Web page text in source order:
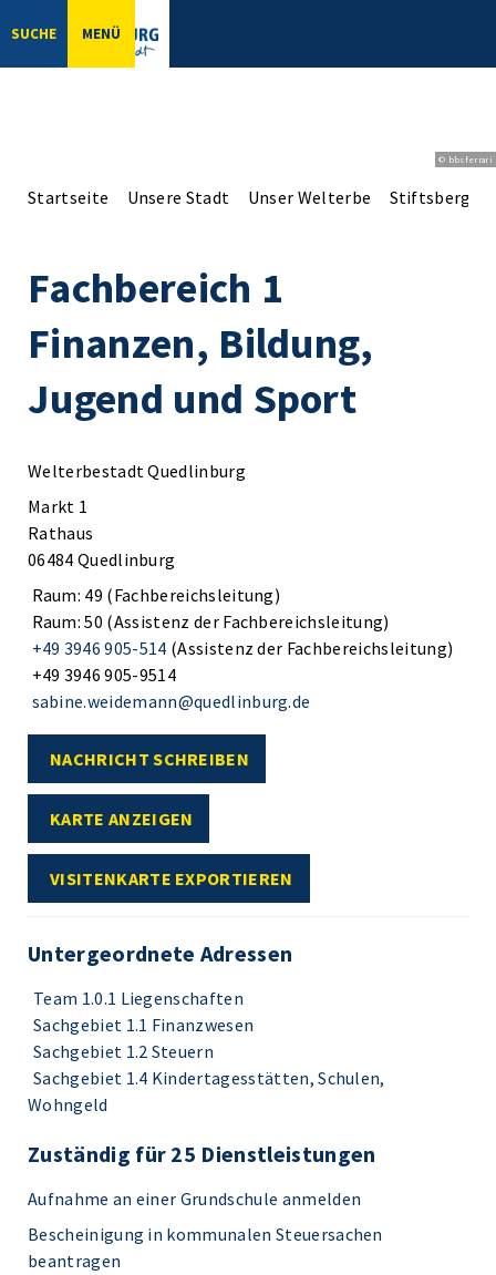
SUCHE MENÜ
© bbsferrari
Startseite Unsere Stadt Unser Welterbe Stiftsberg
Fachbereich 1
Finanzen, Bildung,
Jugend und Sport
Welterbestadt Quedlinburg
Markt 1
Rathaus
06484 Quedlinburg
Raum: 49 (Fachbereichsleitung)
Raum: 50 (Assistenz der Fachbereichsleitung)
+49 3946 905-514 (Assistenz der Fachbereichsleitung)
+49 3946 905-9514
sabine.weidemann@quedlinburg.de
NACHRICHT SCHREIBEN
KARTE ANZEIGEN
VISITENKARTE EXPORTIEREN
Untergeordnete Adressen
Team 1.0.1 Liegenschaften
Sachgebiet 1.1 Finanzwesen
Sachgebiet 1.2 Steuern
Sachgebiet 1.4 Kindertagesstätten, Schulen,
Wohngeld
Zuständig für 25 Dienstleistungen
Aufnahme an einer Grundschule anmelden
Bescheinigung in kommunalen Steuersachen
beantragen